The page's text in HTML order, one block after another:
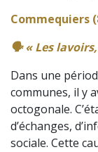
Commequiers
🗣️ « Les
Dans une
communes, il y
octogonale.
d’échanges,
sociale. Cette